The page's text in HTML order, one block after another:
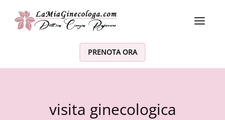
Vai al contenuto
PRENOTA ORA
visita ginecologica